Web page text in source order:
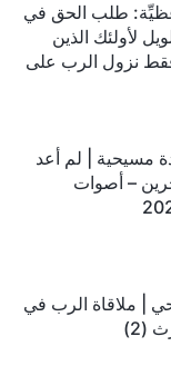
طلب الحق في
لأولئك الذين
نزول الرب على
مسيحية | لم أعد
– أصوات
| ملاقاة الرب في
(2)